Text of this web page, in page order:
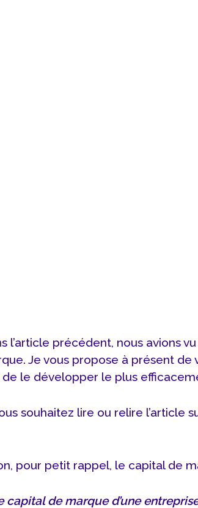
l’article précédent, nous avions
Je vous propose à présent de
de le développer le plus
souhaitez lire ou relire l’article
pour petit rappel, le capital de
capital de marque d’une